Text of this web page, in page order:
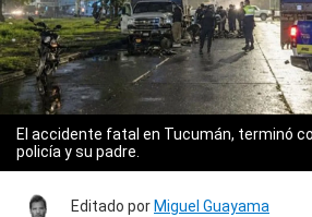
El accidente fatal en Tucumán, terminó
policía y su padre.
Editado porMiguel Guayama